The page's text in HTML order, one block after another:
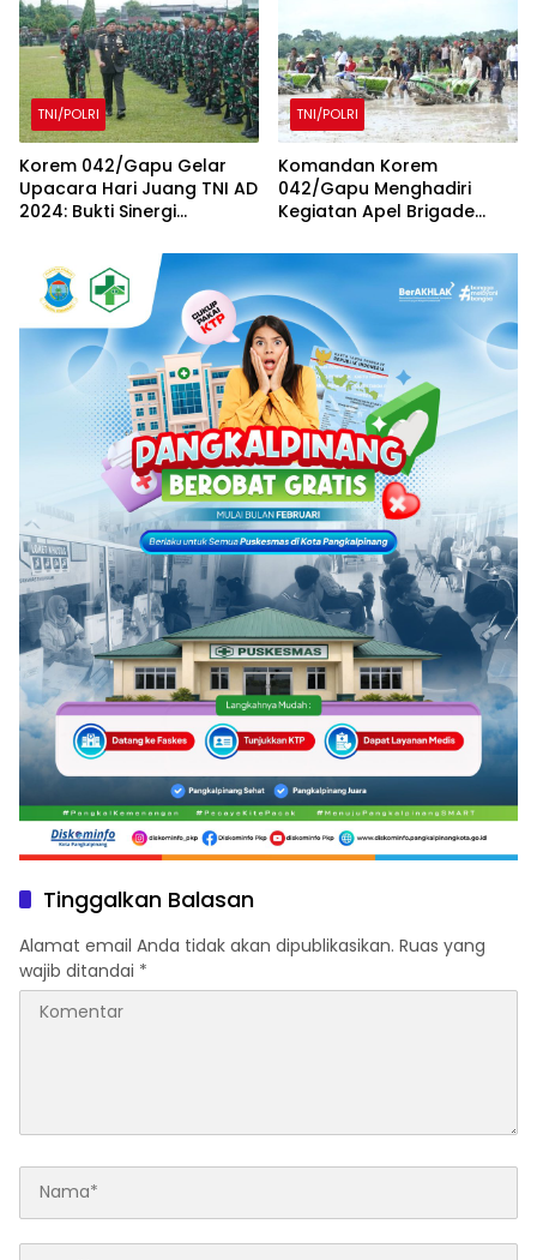
TNI/POLRI
Korem 042/Gapu Gelar
Upacara Hari Juang TNI AD
2024: Bukti Sinergi
TNI/POLRI
Komandan Korem
042/Gapu Menghadiri
Kegiatan Apel Brigade
Tinggalkan Balasan
Alamat email Anda tidak akan dipublikasikan. Ruas yang
wajib ditandai *